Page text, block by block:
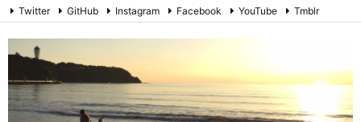
Twitter GitHub Instagram Facebook YouTube
Tmblr